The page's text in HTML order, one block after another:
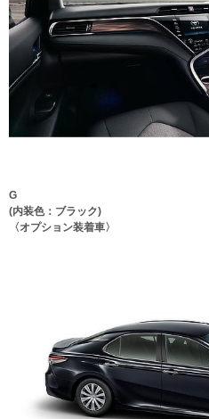
G
(内装色：ブラック)
〈オプション装着車〉